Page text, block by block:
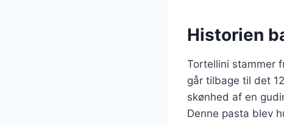
Historien
Tortellini stammer
går tilbage til det
skønhed af en
Denne pasta blev